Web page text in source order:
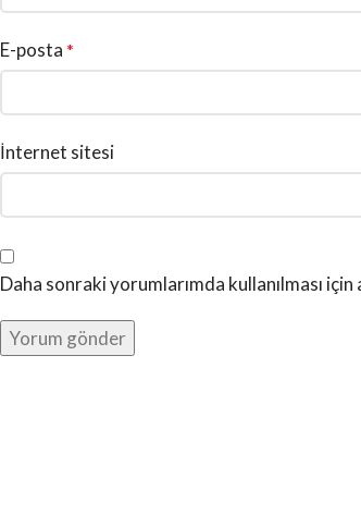
E-posta *
İnternet sitesi
Daha sonraki yorumlarımda kullanılması